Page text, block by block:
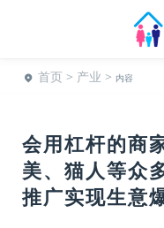
首页 > 产业 > 内容
会用杠杆的商
美、猫人等众
推广实现生意